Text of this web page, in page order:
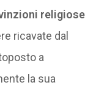
religiose
ricavate dal
a
la sua